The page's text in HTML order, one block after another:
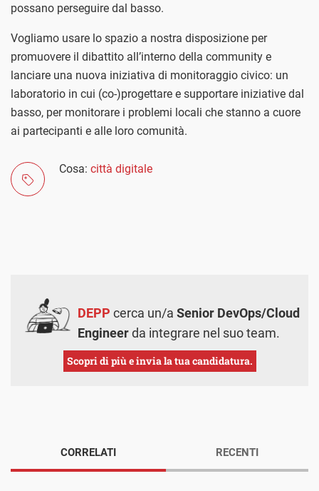
possano perseguire dal basso.
Vogliamo usare lo spazio a nostra disposizione per
promuovere il dibattito all’interno della community e
lanciare una nuova iniziativa di monitoraggio civico: un
laboratorio in cui (co-)progettare e supportare iniziative dal
basso, per monitorare i problemi locali che stanno a cuore
ai partecipanti e alle loro comunità.
Cosa: città digitale
DEPP cerca un/a Senior DevOps/Cloud
Engineerda integrare nel suo team.
Scopri di più e invia la tua candidatura.
CORRELATI RECENTI